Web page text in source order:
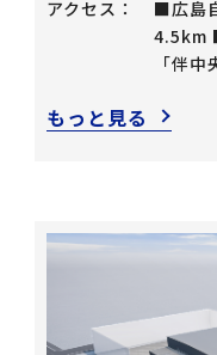
アクセス：
■広島
4.5km
「伴
もっと見る